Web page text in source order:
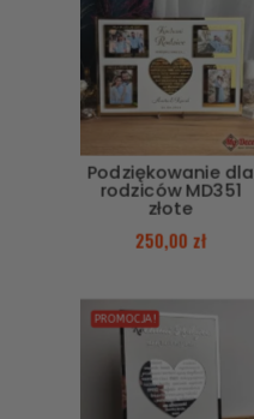
Podziękowanie dla
rodziców MD351
złote
250,00zł
PROMOCJA!